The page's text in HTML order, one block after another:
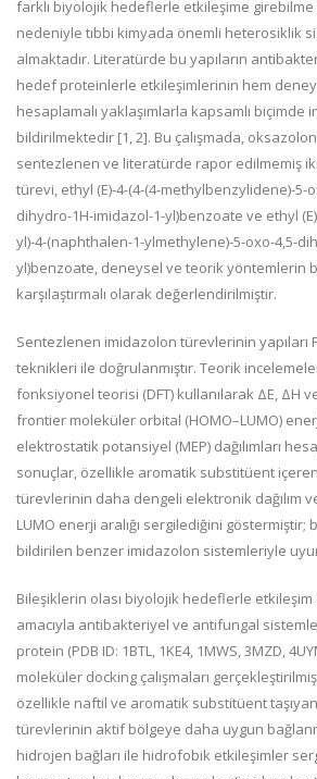
farklı biyolojik hedeflerle etkileşime
nedeniyle tıbbi kimyada önemli heterosiklik
almaktadır. Literatürde bu yapıların
hedef proteinlerle etkileşimlerinin hem
hesaplamalı yaklaşımlarla kapsamlı biçimde
bildirilmektedir [1, 2]. Bu çalışmada,
sentezlenen ve literatürde rapor edilmemiş
türevi, ethyl (E)-4-(4-(4-methylbenzylidene)-5-
dihydro-1H-imidazol-1-yl)benzoate ve ethyl
yl)-4-(naphthalen-1-ylmethylene)-5-oxo-4,5-
yl)benzoate, deneysel ve teorik yöntemlerin
karşılaştırmalı olarak değerlendirilmiştir.
Sentezlenen imidazolon türevlerinin yapıları
teknikleri ile doğrulanmıştır. Teorik
fonksiyonel teorisi (DFT) kullanılarak ΔE, ΔH
frontier moleküler orbital (HOMO–LUMO)
elektrostatik potansiyel (MEP) dağılımları
sonuçlar, özellikle aromatik substitüent
türevlerinin daha dengeli elektronik dağılım
LUMO enerji aralığı sergilediğini
bildirilen benzer imidazolon sistemleriyle
Bileşiklerin olası biyolojik hedeflerle
amacıyla antibakteriyel ve antifungal
protein (PDB ID: 1BTL, 1KE4, 1MWS, 3MZD,
moleküler docking çalışmaları
özellikle naftil ve aromatik substitüent
türevlerinin aktif bölgeye daha uygun
hidrojen bağları ile hidrofobik etkileşimler